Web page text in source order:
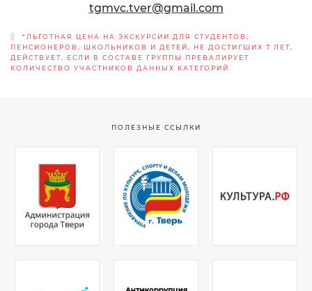
tgmvc.tver@gmail.com
*ЛЬГОТНАЯ ЦЕНА НА ЭКСКУРСИИ ДЛЯ СТУДЕНТОВ,
ПЕНСИОНЕРОВ, ШКОЛЬНИКОВ И ДЕТЕЙ, НЕ ДОСТИГШИХ 7 ЛЕТ,
ДЕЙСТВУЕТ, ЕСЛИ В СОСТАВЕ ГРУППЫ ПРЕВАЛИРУЕТ
КОЛИЧЕСТВО УЧАСТНИКОВ ДАННЫХ КАТЕГОРИЙ.
ПОЛЕЗНЫЕ ССЫЛКИ